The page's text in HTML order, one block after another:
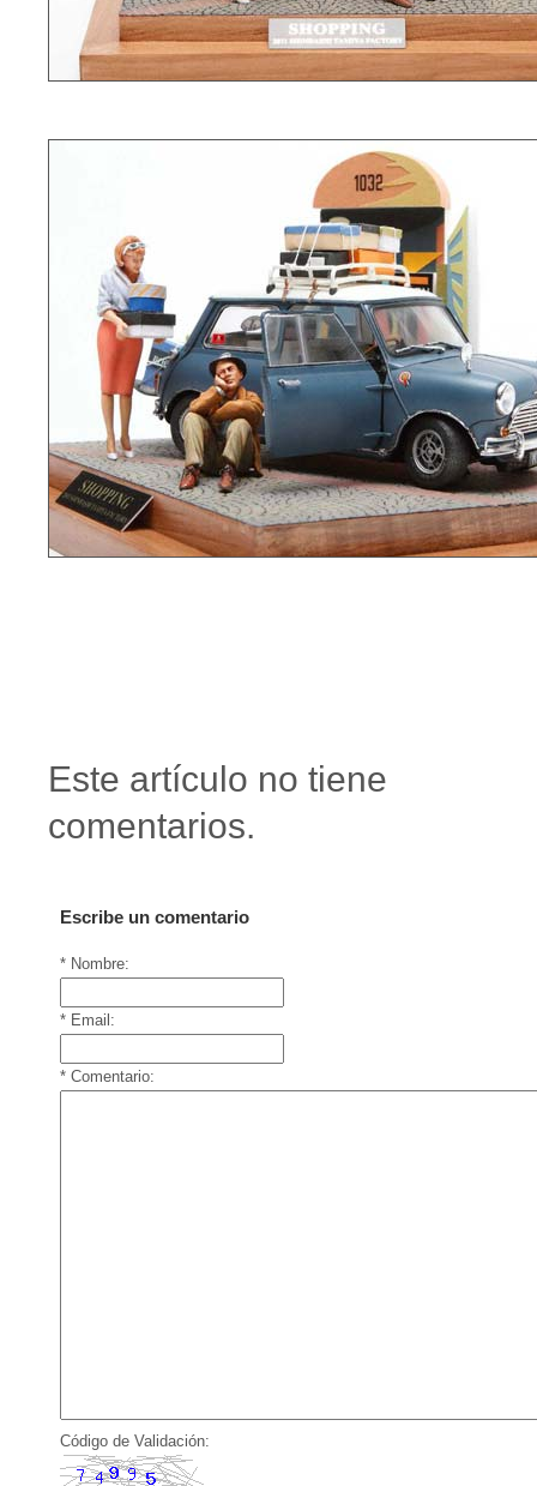
Este artículo no tiene
comentarios.
Escribe un comentario
* Nombre:
* Email:
* Comentario:
Código de Validación: